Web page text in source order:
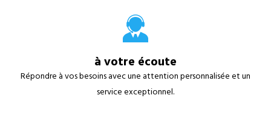
à votre écoute
Répondre à vos besoins avec une attention personnalisée et un
service exceptionnel.